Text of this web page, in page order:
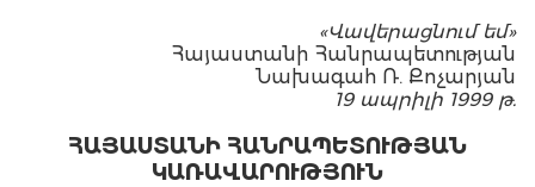
«Վավերացնում եմ»
Հայաստանի Հանրապետության
Նախագահ Ռ. Քոչարյան
19 ապրիլի 1999 թ.
ՀԱՅԱՍՏԱՆԻ ՀԱՆՐԱՊԵՏՈՒԹՅԱՆ
ԿԱՌԱՎԱՐՈՒԹՅՈՒՆ